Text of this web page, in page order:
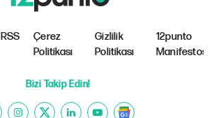
RSS
Çerez
Politikası
Gizlilik
Politikası
12punto
Manifestosu
Bizi Takip Edin!